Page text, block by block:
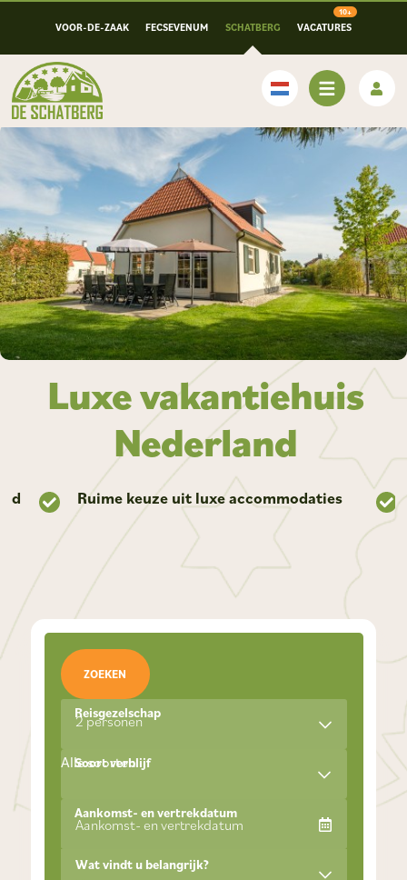
VOOR-DE-ZAAK FECSEVENUM SCHATBERG VACATURES
Nederlands
Luxe vakantiehuis
Nederland
Ruime keuze uit luxe accommodaties
Soort verblijf
Alle soorten
Aankomst- en vertrekdatum
Reisgezelschap
2 personen
ZOEKEN
Wat vindt u belangrijk?